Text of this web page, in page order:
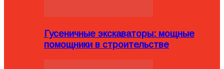
Гусеничные экскаваторы: мощные
помощники в строительстве